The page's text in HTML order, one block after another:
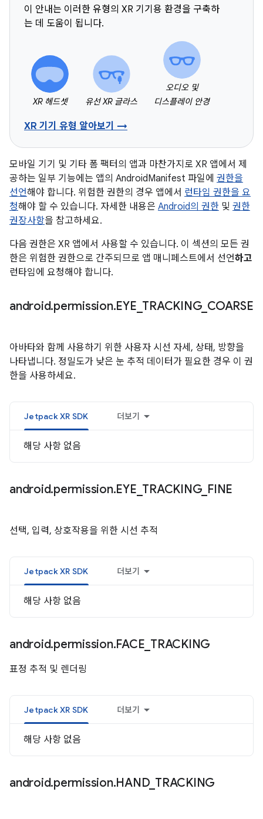
이 안내는 이러한 유형의 XR 기기용 환경을 구축하
는 데 도움이 됩니다.
XR 헤드셋 유선 XR 글라스
오디오 및
디스플레이 안경
XR 기기 유형 알아보기 →
모바일 기기 및 기타 폼 팩터의 앱과 마찬가지로 XR 앱에서 제
공하는 일부 기능에는 앱의 AndroidManifest 파일에 권한을
선언해야 합니다. 위험한 권한의 경우 앱에서 런타임 권한을 요
청해야 할 수 있습니다. 자세한 내용은 Android의 권한 및 권한
권장사항을 참고하세요.
다음 권한은 XR 앱에서 사용할 수 있습니다. 이 섹션의 모든 권
한은 위험한 권한으로 간주되므로 앱 매니페스트에서 선언하고
런타임에 요청해야 합니다.
android.permission.EYE TRACKING_ COARSE
아바타와 함께 사용하기 위한 사용자 시선 자세, 상태, 방향을
나타냅니다. 정밀도가 낮은 눈 추적 데이터가 필요한 경우 이 권
한을 사용하세요.
Jetpack XR SDK 더보기
해당 사항 없음
android.permission.EYE TRACKING_ FINE
선택, 입력, 상호작용을 위한 시선 추적
Jetpack XR SDK 더보기
해당 사항 없음
android.permission.FACE TRACKING
표정 추적 및 렌더링
Jetpack XR SDK 더보기
해당 사항 없음
android.permission.HAND_ TRACKING